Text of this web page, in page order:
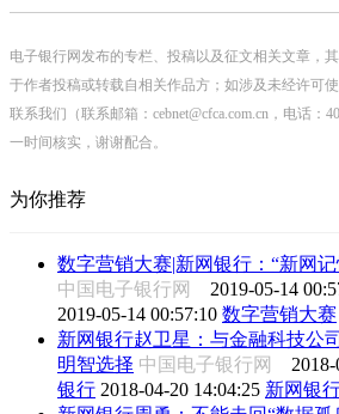
电子银行网发布的专栏、投稿以及征文相关文章，
于作者投稿或转载自相关作品方；如涉及未经许可
联系我们（联系邮箱：cebnet@cfca.com.cn，电话：
一时间核实，谢谢配合。
为你推荐
数字营销大赛|新网银行：“新网
中国电子银行网 2019-05-14
2019-05-14 00:57:10 数字营销大赛
新网银行赵卫星：与金融科技公
明智选择 中国电子银行网
银行 2018-04-20 14:04:25 新网银